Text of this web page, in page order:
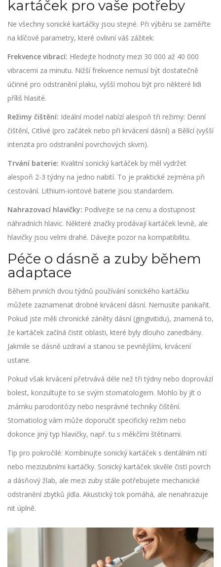
kartáček pro vaše potřeby
Ne všechny sonické kartáčky jsou stejné. Při výběru se zaměřte
na klíčové parametry, které ovlivní váš zážitek:
Frekvence vibrací: Hledejte hodnoty mezi 30 000 až 40 000
vibracemi za minutu. Nižší frekvence nemusí být dostatečně
účinné pro odstranění plaku, vyšší mohou být pro některé lidi
příliš hlasité.
Režimy čištění: Ideální model nabízí alespoň tři režimy: Denní
čištění, Citlivé (pro začátek nebo při krvácení dásní) a Bělící (vyšší
intenzita pro odstranění povrchových skvrn).
Trvání baterie: Kvalitní sonický kartáček by měl vydržet
alespoň 2-3 týdny na jedno nabití. To je praktické zejména při
cestování. Lithium-iontové baterie jsou standardem.
Nahrazovací hlavičky: Podívejte se na cenu a dostupnost
náhradních hlavic. Některé značky prodávají kartáček levně, ale
hlavičky jsou velmi drahé. Dávejte pozor na kompatibilitu.
Péče o dásně a zuby během
adaptace
Během prvních dvou týdnů používání sonického kartáčku
můžete zaznamenat drobné krvácení dásní. Nemusíte panikařit.
Pokud jste měli chronické záněty dásní (gingivitidu), znamená to,
že kartáček začíná čistit oblasti, které byly dlouho zanedbány.
Jakmile se dásně uzdraví a stanou se pevnějšími, krvácení
ustane.
Pokud však krvácení přetrvává déle než tři týdny nebo doprovází
bolest, konzultujte to se svým stomatologem. Mohlo by jít o
známku parodontózy nebo nesprávné techniky čištění.
Stomatiolog vám může doporučit specifický režim nebo
dokonce jiný typ hlavičky, např. tu s měkčími štětinami.
Tip pro pokročilé: Kombinujte sonický kartáček s dentálním nití
nebo mezizubními kartáčky. Sonický kartáček skvěle čistí povrch
a dásňový žlab, ale mezi zuby stále potřebujete mechanické
odstranění zbytků jídla. Akustický tok pomáhá, ale nenahrazuje
nit úplně.